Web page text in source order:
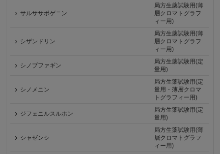
サルササポゲニン
局方生薬試験用(薄
層クロマトグラフ
ィー用)
シザンドリン
局方生薬試験用(薄
層クロマトグラフ
ィー用)
シノブファギン
局方生薬試験用(定
量用)
シノメニン
局方生薬試験用(定
量用・薄層クロマ
トグラフィー用)
ジフェニルスルホン
局方生薬試験用(定
量用)
シャゼンシ
局方生薬試験用(薄
層クロマトグラフ
ィー用)